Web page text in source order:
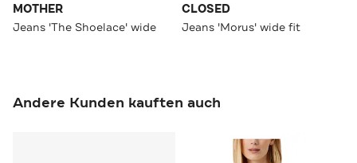
MOTHER
Jeans 'The Shoelace' wide
CLOSED
Jeans 'Morus' wide fit
Andere Kunden kauften auch